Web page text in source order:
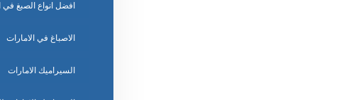
افضل انواع الصبغ في
الاصباغ في الامارات
السيراميك الامارات